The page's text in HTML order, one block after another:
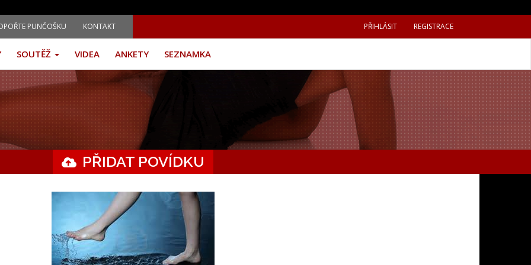
PUNČOŠKU KONTAKT PŘIHLÁSIT REGISTRACE
SOUTĚŽ VIDEA ANKETY SEZNAMKA
PŘIDAT POVÍDKU